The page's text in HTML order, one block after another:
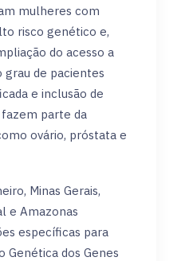
mulheres com
risco genético e,
do acesso a
de pacientes
e inclusão de
parte da
ovário, próstata e
Minas Gerais,
e Amazonas
específicas para
Genética dos Genes